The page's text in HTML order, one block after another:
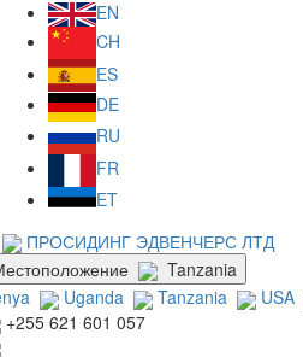
EN
CH
ES
DE
RU
FR
ET
ПРОСИДИНГ ЭДВЕНЧЕРС ЛТД
Tanzania
Uganda Tanzania USA
+255 621 601 057